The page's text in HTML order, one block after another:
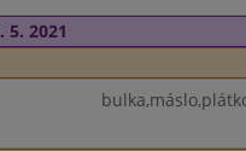
5. 2021